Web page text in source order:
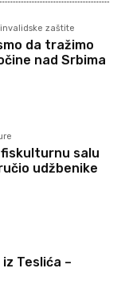
zaštite
da tražimo
nad Srbima
salu
udžbenike
Teslića –